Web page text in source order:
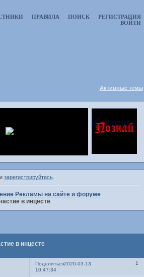
ПРАВИЛА ПОИСК
РЕГИСТРАЦИЯ
ВОЙТИ
Активные темы
зарегистрируйтесь.
Рекламы на сайте и форуме
в инцесте
в инцесте
Поделиться 1
2020-03-13
10:47:34